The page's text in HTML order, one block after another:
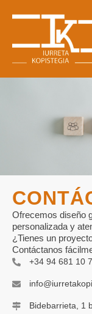
Ofrecemos diseño
personalizada y
¿Tienes un
Contáctanos
+34 94 681 10
Bidebarrieta, 1